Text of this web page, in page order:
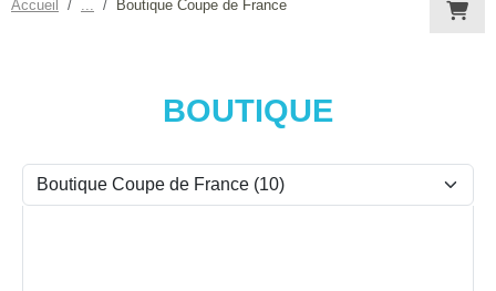
Accueil Boutique Coupe de France
BOUTIQUE